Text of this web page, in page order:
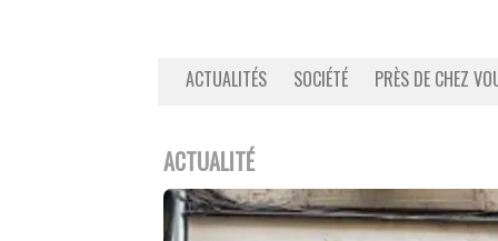
ACTUALITÉS SOCIÉTÉ PRÈS DE CHEZ
ACTUALITÉ